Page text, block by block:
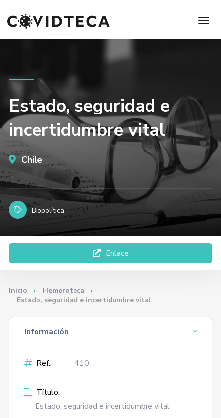
Estado, seguridad e
incertidumbre vital
Chile
Biopolítica
Enlace
Inicio
Hemeroteca
Estado, seguridad e incertidumbre vital
Información
Ref.: 410
Título:
Estado, seguridad e incertidumbre vital